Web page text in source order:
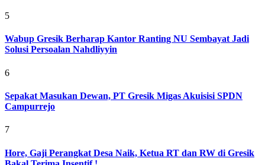
5
Wabup Gresik Berharap Kantor Ranting NU Sembayat Jadi
Solusi Persoalan Nahdliyyin
6
Sepakat Masukan Dewan, PT Gresik Migas Akuisisi SPDN
Campurrejo
7
Hore, Gaji Perangkat Desa Naik, Ketua RT dan RW di Gresik